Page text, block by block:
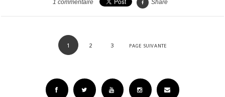
1 commentaire Share
1 2 3 PAGE SUIVANTE